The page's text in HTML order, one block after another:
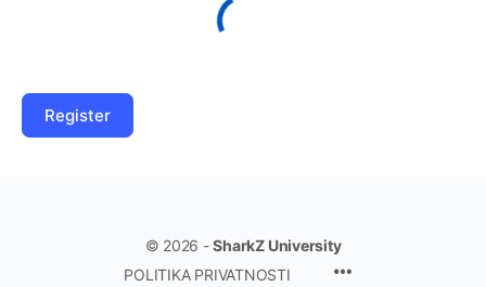
© 2026 -SharkZ University
POLITIKA PRIVATNOSTI